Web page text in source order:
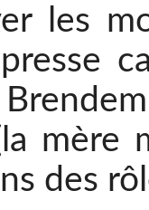
les
mère
des